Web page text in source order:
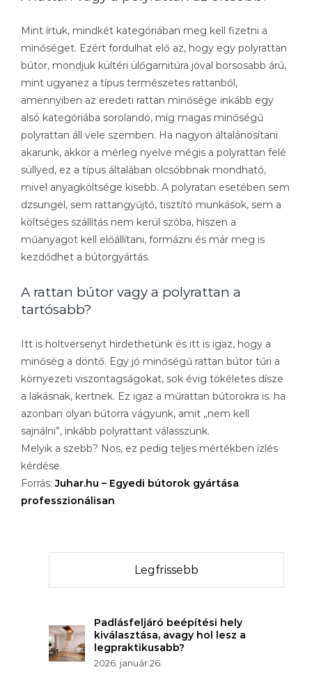
Mint írtuk, mindkét kategóriában meg kell fizetni a
minőséget. Ezért fordulhat elő az, hogy egy polyrattan
bútor, mondjuk kültéri ülőgarnitúra jóval borsosabb árú,
mint ugyanez a típus természetes rattanból,
amennyiben az eredeti rattan minősége inkább egy
alsó kategóriába sorolandó, míg magas minőségű
polyrattan áll vele szemben. Ha nagyon általánosítani
akarunk, akkor a mérleg nyelve mégis a polyrattan felé
süllyed, ez a típus általában olcsóbbnak mondható,
mivel anyagköltsége kisebb. A polyratan esetében sem
dzsungel, sem rattangyűjtő, tisztító munkások, sem a
költséges szállítás nem kerül szóba, hiszen a
műanyagot kell előállítani, formázni és már meg is
kezdődhet a bútorgyártás.
A rattan bútor vagy a polyrattan a
tartósabb?
Itt is holtversenyt hirdethetünk és itt is igaz, hogy a
minőség a döntő. Egy jó minőségű rattan bútor tűri a
környezeti viszontagságokat, sok évig tökéletes dísze
a lakásnak, kertnek. Ez igaz a műrattan bútorokra is. ha
azonban olyan bútorra vágyunk, amit „nem kell
sajnálni”, inkább polyrattant válasszunk.
Melyik a szebb? Nos, ez pedig teljes mértékben ízlés
kérdése.
Forrás:Juhar.hu – Egyedi bútorok gyártása
professzionálisan
Legfrissebb
Padlásfeljáró beépítési hely
kiválasztása, avagy hol lesz a
legpraktikusabb?
2026. január 26.